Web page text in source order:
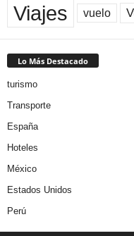
Viajes vuelo
Lo Más Destacado
turismo
Transporte
España
Hoteles
México
Estados Unidos
Perú